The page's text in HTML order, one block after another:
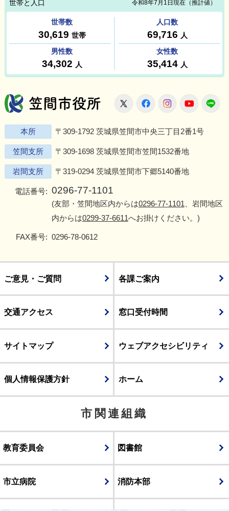
笠間市役所
X FacebookInstagram
本所 〒309-1792 茨城県笠間市中央三丁目2番1号
笠間支所 〒309-1698 茨城県笠間市笠間1532番地
岩間支所 〒319-0294 茨城県笠間市下郷5140番地
電話番号: 0296-77-1101
(友部・笠間地区内からは0296-77-1101 、岩間地区
内からは0299-37-6611へお掛けください。)
FAX番号: 0296-78-0612
ご意見・ご質問 各課ご案内
交通アクセス 窓口受付時間
サイトマップ ウェブアクセシビリティ
個人情報保護方針 ホーム
市関連組織
教育委員会 図書館
市立病院 消防本部